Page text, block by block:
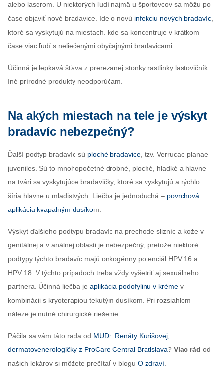
alebo laserom. U niektorých ľudí najmä u športovcov sa môžu po
čase objaviť nové bradavice. Ide o novú infekciu nových bradavíc,
ktoré sa vyskytujú na miestach, kde sa koncentruje v krátkom
čase viac ľudí s neliečenými obyčajnými bradavicami.
Účinná je lepkavá šťava z prerezanej stonky rastlinky lastovičník.
Iné prírodné produkty neodporúčam.
Na akých miestach na tele je výskyt
bradavíc nebezpečný?
Ďalší podtyp bradavíc sú ploché bradavice, tzv. Verrucae planae
juveniles. Sú to mnohopočetné drobné, ploché, hladké a hlavne
na tvári sa vyskytujúce bradavičky, ktoré sa vyskytujú a rýchlo
šíria hlavne u mladistvých. Liečba je jednoduchá – povrchová
aplikácia kvapalným dusíkom.
Výskyt ďalšieho podtypu bradavíc na prechode slizníc a kože v
genitálnej a v análnej oblasti je nebezpečný, pretože niektoré
podtypy týchto bradavíc majú onkogénny potenciál HPV 16 a
HPV 18. V týchto prípadoch treba vždy vyšetriť aj sexuálneho
partnera. Účinná liečba je aplikácia podofylinu v kréme v
kombinácii s kryoterapiou tekutým dusíkom. Pri rozsiahlom
náleze je nutné chirurgické riešenie.
Páčila sa vám táto rada od MUDr. Renáty Kurišovej,
dermatovenerologičky z ProCare Central Bratislava? Viac rád od
našich lekárov si môžete prečítať v blogu O zdraví.